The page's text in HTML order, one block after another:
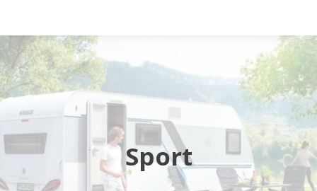
Startsida
Husbilar
Husvagnar
Butik
Sport